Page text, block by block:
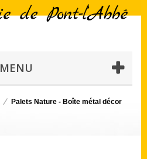
MENU
Palets Nature - Boîte métal décor